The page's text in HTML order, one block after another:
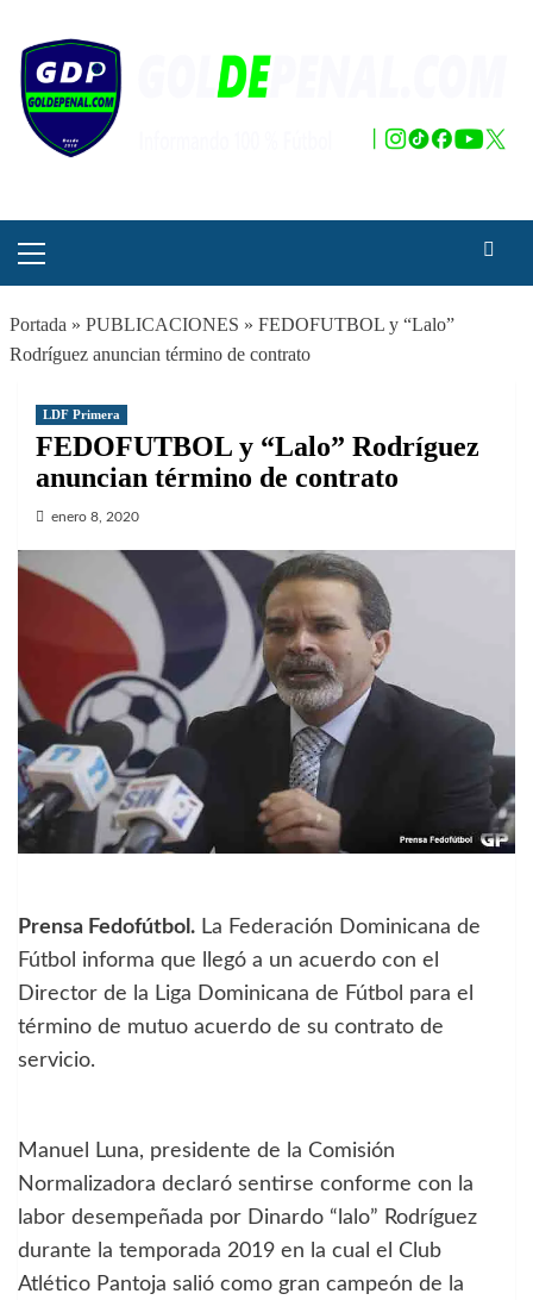
contenido
principal
Portada » PUBLICACIONES » FEDOFUTBOL y “Lalo”
Rodríguez anuncian término de contrato
LDF Primera
FEDOFUTBOL y “Lalo” Rodríguez
anuncian término de contrato
enero 8, 2020
Prensa Fedofútbol. La Federación Dominicana de
Fútbol informa que llegó a un acuerdo con el
Director de la Liga Dominicana de Fútbol para el
término de mutuo acuerdo de su contrato de
servicio.
Manuel Luna, presidente de la Comisión
Normalizadora declaró sentirse conforme con la
labor desempeñada por Dinardo “lalo” Rodríguez
durante la temporada 2019 en la cual el Club
Atlético Pantoja salió como gran campeón de la